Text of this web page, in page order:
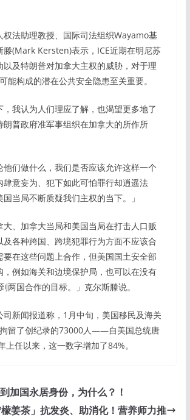
权法助理教授、国际司法组织Wayamo基
滕(Mark Kersten)表示，ICE近期在明尼苏
以及特朗普对加拿大主权的威胁，对于理
能构成的潜在公共安全隐患至关重要。
，我认为人们理应了解，也渴望更多地了
朗普政府准军事组织在加拿大的所作所
他们做什么，我们是否应该允许这样一个
肆意妄为、犯下如此可怕罪行却逍遥法
当局不断质疑我们主权的当下。」
大、加拿大当局和美国当局在打击人口贩
及各种跨国、跨境犯罪行为方面不应该合
要在这些问题上合作，但美国国土安全部
，例如海关和边境保护局，也可以在没有
两国合作的目标。」克尔斯滕说。
司新闻报道称，1月中旬，美国移民及海关
留了创纪录的73000人——自美国总统唐
上任以来，这一数字增加了84%。
加国永居身份，为什么？！
姜茶」抗发炎、助消化！营养师力推